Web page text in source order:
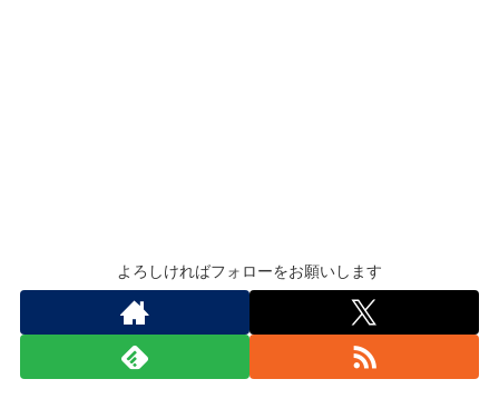
よろしければフォローをお願いします